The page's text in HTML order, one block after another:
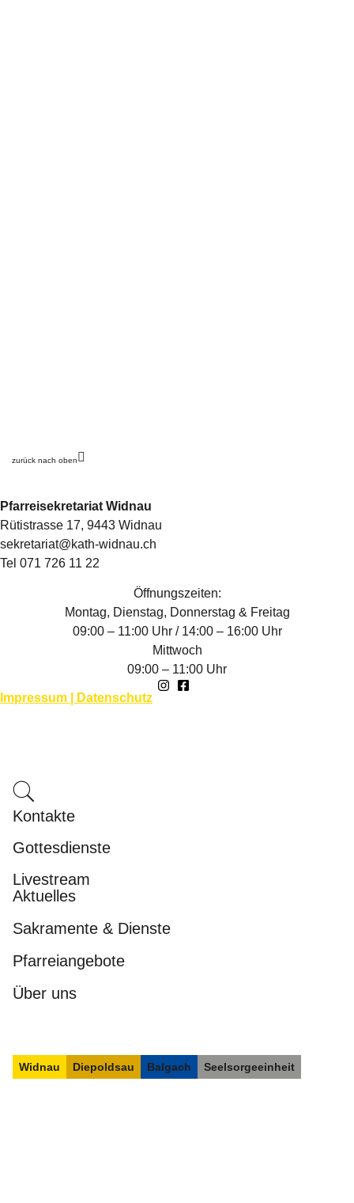
zurück nach oben
Pfarreisekretariat Widnau
Rütistrasse 17, 9443 Widnau
sekretariat@kath-widnau.ch
Tel 071 726 11 22
Öffnungszeiten:
Montag, Dienstag, Donnerstag & Freitag
09:00 – 11:00 Uhr / 14:00 – 16:00 Uhr
Mittwoch
09:00 – 11:00 Uhr
Impressum | Datenschutz
Kontakte
Gottesdienste
Livestream
Aktuelles
Sakramente & Dienste
Pfarreiangebote
Über uns
Widnau Diepoldsau Balgach Seelsorgeeinheit